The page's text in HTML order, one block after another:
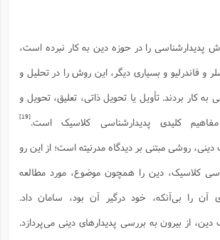
را در حوزه دین به کار نبرده است،
فاندرلیو و بسیاری دیگر، این روش را در تحلیل و
به کار بردند. تأویل یا تحویل ذاتی، تعلیق، تحویل و
کلیدی پدیدارشناسی کلاسیک است.
روشى مبتنى بر دیدگاه مدرنیته است؛ از این رو
کلاسیک، دین را همچون موضوع، مورد مطالعه
آن را بى‌آنکه، خود درگیر آن بود، سامان داد.
از بیرون به بررسى پدیدارهاى دینى می‌پردازد.